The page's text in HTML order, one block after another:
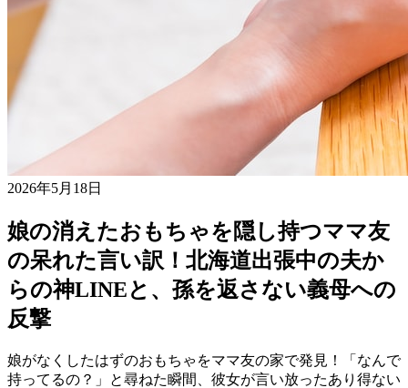
2026年5月18日
娘の消えたおもちゃを隠し持つママ友
の呆れた言い訳！北海道出張中の夫か
らの神LINEと、孫を返さない義母への
反撃
娘がなくしたはずのおもちゃをママ友の家で発見！「なんで
持ってるの？」と尋ねた瞬間、彼女が言い放ったあり得ない